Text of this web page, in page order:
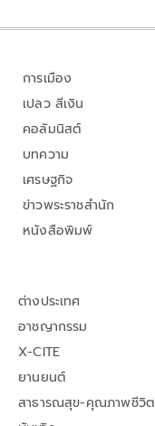
การเมือง
เปลว สีเงิน
คอลัมนิสต์
บทความ
เศรษฐกิจ
ข่าวพระราชสำนัก
หนังสือพิมพ์
ต่างประเทศ
อาชญากรรม
X-CITE
ยานยนต์
สาธารณสุข-คุณภาพชีวิต